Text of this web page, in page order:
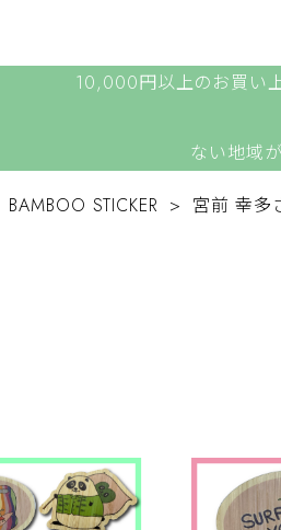
10,000円以上のお買い
※一部
ない地域
BAMBOO STICKER 宮前 幸多